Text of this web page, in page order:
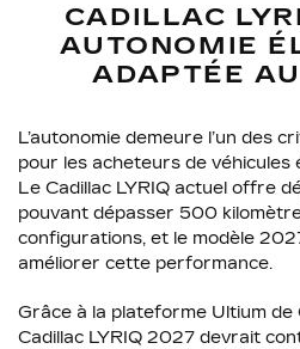
CADILLAC
AUTONOMIE
ADAPTÉE
L’autonomie demeure l’un des
pour les acheteurs de véhicules
Le Cadillac LYRIQ actuel offre
pouvant dépasser 500
configurations, et le modèle
améliorer cette performance.
Grâce à la plateforme Ultium de
Cadillac LYRIQ 2027 devrait